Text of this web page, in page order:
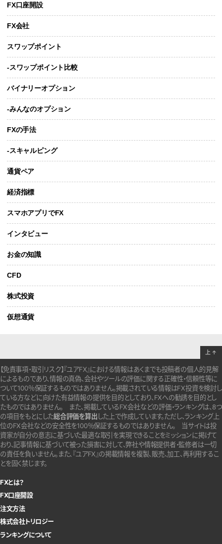
FX口座開設
FX会社
スワップポイント
-スワップポイント比較
バイナリーオプション
-みんなのオプション
FXの手法
-スキャルピング
通貨ペア
経済指標
スマホアプリでFX
インタビュー
お金の知識
CFD
株式投資
仮想通貨
【免責事項・取引リスク】『ユアFX』における情報はあくまでも投稿者の個人的見解
によるものであり、情報の真偽、会社やツールの評価に関する正確性・信頼性等に
ついて100％保証するものではありません。掲載されている情報はFX投資を検討し
ている方などに向けた有益情報の提供を目的としており、FXへの勧誘を目的とし
たものではありません。 また、掲載しているFX会社などの評価・ランキングは、8つ
の項目をもとにした総合評価を算出 した上で作成しています。ただし、ランキング上
位のFX会社などの安全性を100％保証するものではありません。
当サイトは投
資家が自分の意志に基づいた最適な取引を実現できることをミッションに掲げて
おり、記事情報に基づいて被った損害に対して、弊社や情報提供者・監修者は一切
の責任を負いません。また、『ユアFX』の掲載情報を複製、販売、加工、再利用するこ
とを固く禁じます。
FXとは？
FX口座開設
注文方法
株式会社トリロジー
ランキングについて
上 ↑